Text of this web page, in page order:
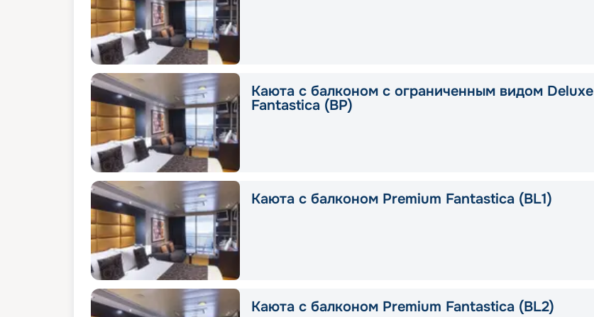
Каюта с балконом с ограниченным видом Deluxe
Fantastica (BP)
Каюта с балконом Premium Fantastica (BL1)
Каюта с балконом Premium Fantastica (BL2)